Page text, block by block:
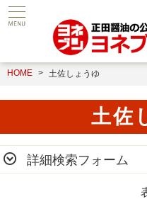
HOME 土佐しょうゆ
土佐
詳細検索フォーム